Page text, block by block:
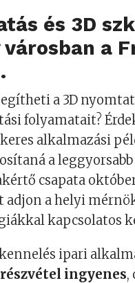
és 3D
a
a 3D
folyamatait?
alkalmazási
a
csapata
adjon a helyi
kapcsolatos
ipari
ingyenes,